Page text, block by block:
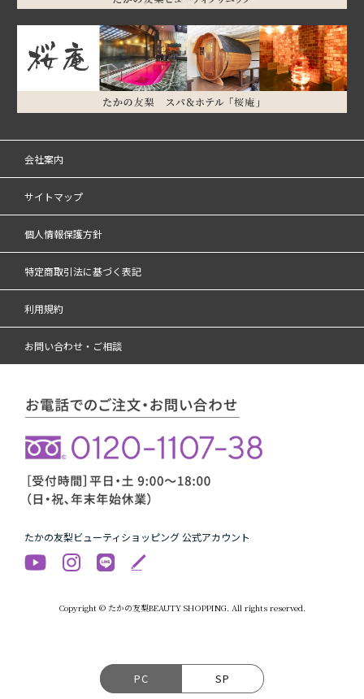
会社案内
サイトマップ
個人情報保護方針
特定商取引法に基づく表記
利用規約
お問い合わせ・ご相談
たかの友梨ビューティショッピング 公式アカウント
Copyright © たかの友梨BEAUTY SHOPPING. All rights reserved.
PC SP